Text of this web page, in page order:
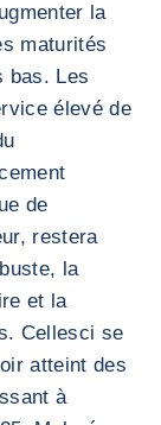
la
maturités
bas. Les
élevé de
de
restera
la
et la
Cellesci se
atteint des
à